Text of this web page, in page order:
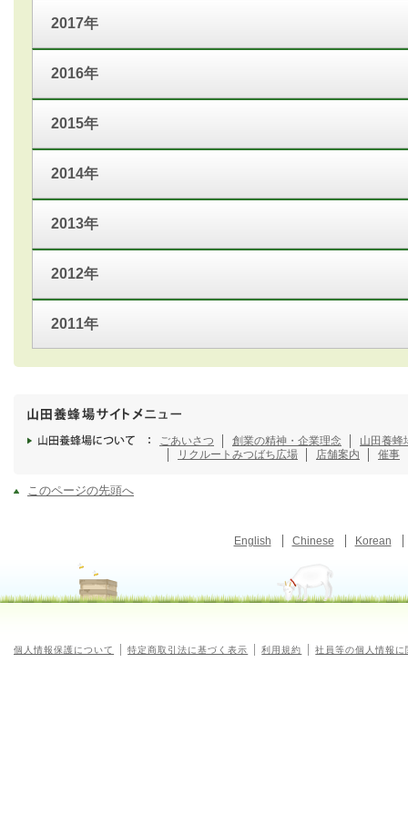
2017年
2016年
2015年
2014年
2013年
2012年
2011年
ごあいさつ 創業の精神・企業理念
山田養蜂
リクルート みつばち広場 店舗案内 催事
このページの先頭へ
English Chinese Korean
個人情報保護について 特定商取引法に基づく表示 利用規約 社員等の個人情報